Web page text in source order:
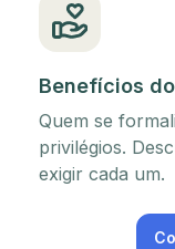
Benefícios do
Quem se
privilégios.
exigir cada um.